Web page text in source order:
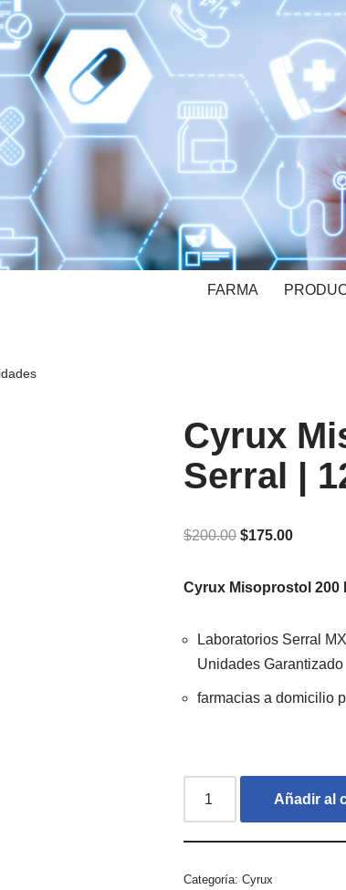
FARMA
Cyrux
Serral |
$200.00 $175.00
Cyrux Misoprostol 200
Laboratorios Serral
Unidades Garantizado
farmacias a domicilio
Añadir al
Categoría:Cyrux